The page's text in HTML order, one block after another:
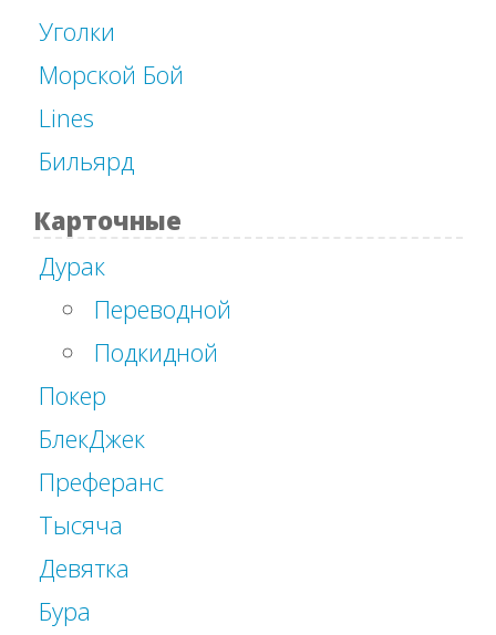
Уголки
Морской Бой
Lines
Бильярд
Карточные
Дурак
Переводной
Подкидной
Покер
БлекДжек
Преферанс
Тысяча
Девятка
Бура